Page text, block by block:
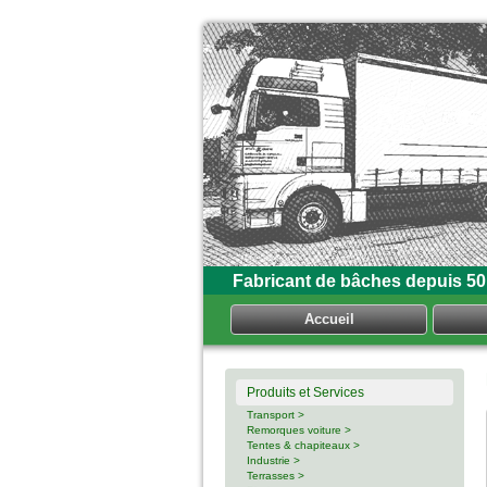
Fabricant de bâches depuis
Accueil
Produits et Services
Transport >
Remorques voiture >
Tentes & chapiteaux >
Industrie >
Terrasses >